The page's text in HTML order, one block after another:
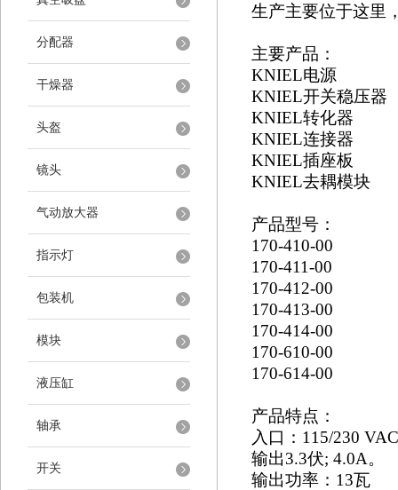
分配器
干燥器
头盔
镜头
气动放大器
指示灯
包装机
模块
液压缸
轴承
开关
生产主要位于这里
主要产品：
KNIEL电源
KNIEL开关稳压器
KNIEL转化器
KNIEL连接器
KNIEL插座板
KNIEL去耦模块
产品型号：
170-410-00
170-411-00
170-412-00
170-413-00
170-414-00
170-610-00
170-614-00
产品特点：
入口： 115/230 VAC
输出3.3伏; 4.0A。
输出功率： 13瓦